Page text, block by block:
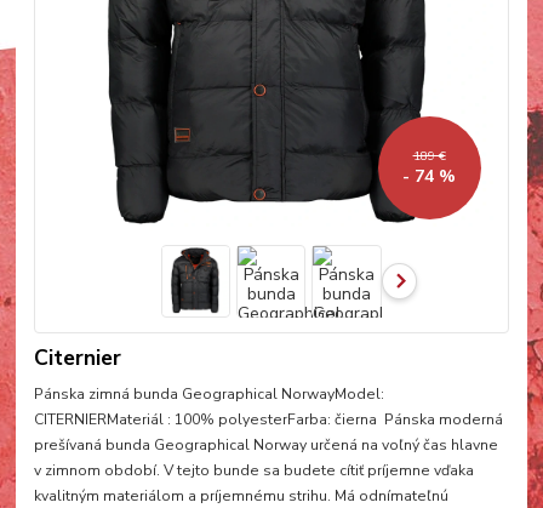
189 €
- 74 %
Citernier
Pánska zimná bunda Geographical NorwayModel:
CITERNIERMateriál : 100% polyesterFarba: čierna Pánska moderná
prešívaná bunda Geographical Norway určená na voľný čas hlavne
v zimnom období. V tejto bunde sa budete cítiť príjemne vďaka
kvalitným materiálom a príjemnému strihu. Má odnímateľnú